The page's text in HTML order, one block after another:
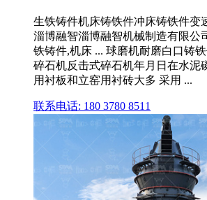
生铁铸件机床铸铁件冲床铸铁件变
淄博融智淄博融智机械制造有限公
铁铸件,机床 ... 球磨机耐磨白口铸
碎石机反击式碎石机年月日在水泥
用衬板和立窑用衬砖大多 采用 ...
联系电话: 180 3780 8511